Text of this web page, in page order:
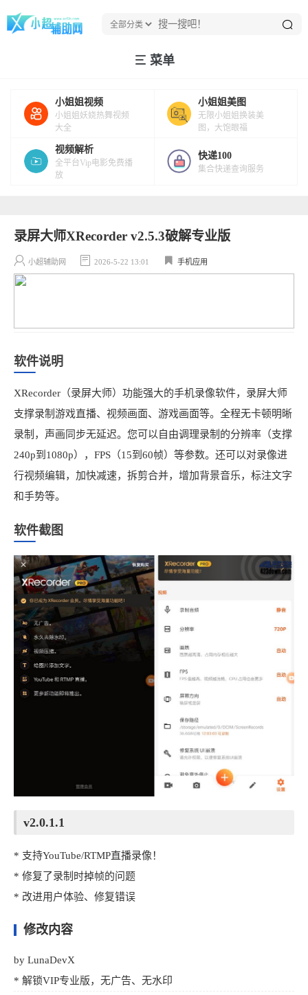
菜单
小姐姐视频
小姐姐妖娆热舞视频
大全
小姐姐美图
无限小姐姐换装美
图，大饱眼福
视频解析
全平台Vip电影免费播
放
快递100
集合快递查询服务
录屏大师XRecorder v2.5.3破解专业版
小超辅助网 2026-5-22 13:01 手机应用
软件说明
XRecorder（录屏大师）功能强大的手机录像软件，录屏大师
支撑录制游戏直播、视频画面、游戏画面等。全程无卡顿明晰
录制，声画同步无延迟。您可以自由调理录制的分辨率（支撑
240p到1080p），FPS（15到60帧）等参数。还可以对录像进
行视频编辑，加快减速，拆剪合并，增加背景音乐，标注文字
和手势等。
软件截图
v2.0.1.1
* 支持YouTube/RTMP直播录像！
* 修复了录制时掉帧的问题
* 改进用户体验、修复错误
修改内容
by LunaDevX
* 解锁VIP专业版，无广告、无水印